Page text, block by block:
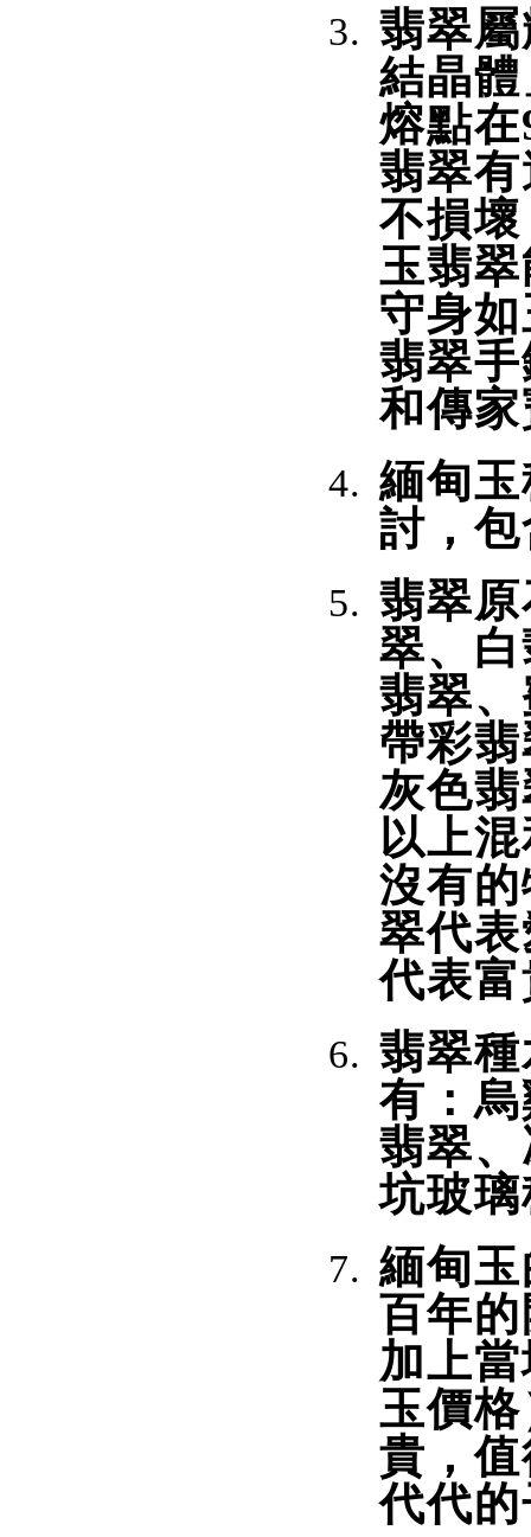
翡翠
結晶
熔點
翡翠
不損
玉翡
守身
翡翠
和傳
緬甸
討，
翡翠
翠、
翡翠
帶彩
灰色
以上
沒有
翠代
代表
翡翠
有：
翡翠
坑玻
緬甸
百年
加上
玉價
貴，
代代